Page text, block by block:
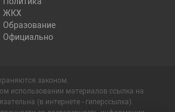
ЖКХ
Образование
Официально
законом.
использовании материалов ссылка на
(в интернете - гиперссылка).